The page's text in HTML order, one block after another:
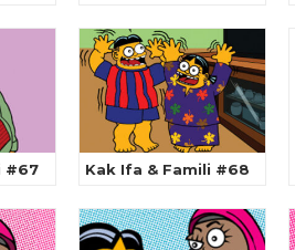
#67 Kak Ifa & Famili #68